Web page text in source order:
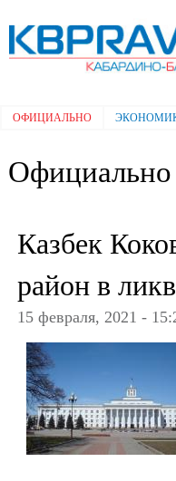
Электронная газета
Балкарская правда"
Главное меню
ОФИЦИАЛЬНО
Официально
Казбек
район в
15 февраля, 2021 -